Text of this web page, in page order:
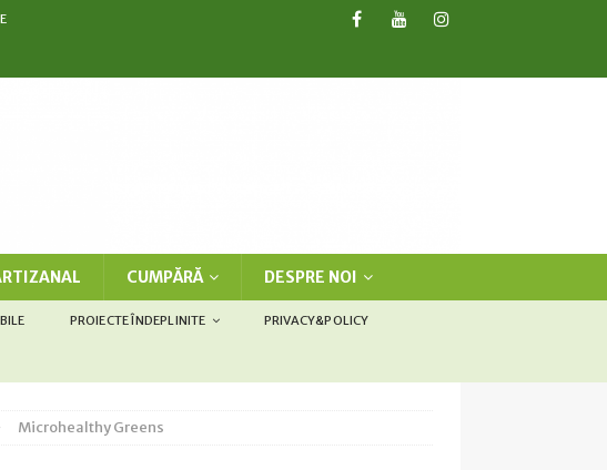
CUMPĂRĂ DESPRE NOI
PROIECTE ÎNDEPLINITE PRIVACY&POLICY
Microhealthy Greens